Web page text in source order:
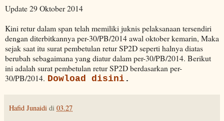
Update 29 Oktober 2014
Kini retur dalam span telah memiliki juknis pelaksanaan tersendiri
dengan diterbitkannya per-30/PB/2014 awal oktober kemarin, Maka
sejak saat itu surat pembetulan retur SP2D seperti halnya diatas
berubah sebagaimana yang diatur dalam per-30/PB/2014. Berikut
ini adalah surat pembetulan retur SP2D berdasarkan per-
30/PB/2014. Dowload disini .
Hafid Junaidi di 03.27